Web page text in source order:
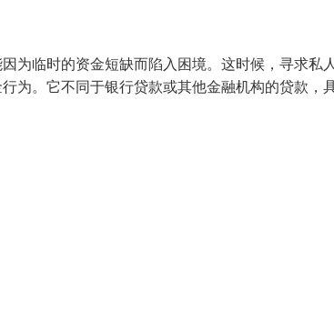
为临时的资金短缺而陷入困境。这时候，寻求私
为。它不同于银行贷款或其他金融机构的贷款，